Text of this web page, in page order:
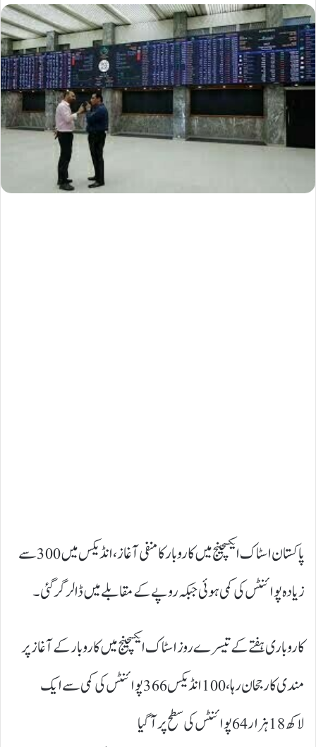
پاکستان اسٹاک ایکسچینج میں کاروبار کا منفی آغاز ، انڈیکس میں 300 سے
زیادہ پوائنٹس کی کمی ہوئی جبکہ روپے کے مقابلے میں ڈالر گر گئی۔
کاروباری ہفتے کے تیسرے روز اسٹاک ایکسچینج میں کاروبار کے آغاز پر
مندی کا رجحان رہا ، 100 انڈیکس 366 پوائنٹس کی کمی سے ایک
لاکھ 18 ہزار 64 پوائنٹس کی سطح پر آ گیا